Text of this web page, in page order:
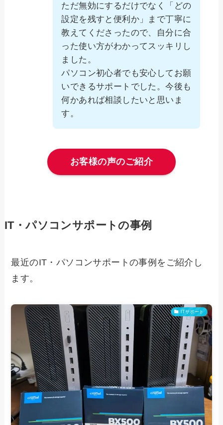
ただ無効にするだけでなく「どの
設定を残すと便利か」まで丁寧に
教えてくださったので、自分に合
った使い方がわかってスッキリし
ました。
パソコン初心者でも安心してお願
いできるサポートでした。今後も
何かあれば相談したいと思いま
す。
お客様の声のご紹介
IT・パソコンサポートの事例
最近のIT・パソコンサポートの事例をご紹介し
ます。
ITサポート